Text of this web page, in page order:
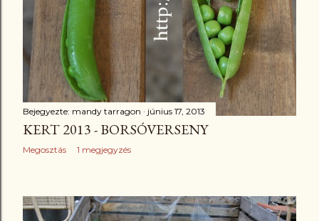
Bejegyezte: mandy tarragon június 17, 2013
KERT 2013 - BORSÓVERSENY
Megosztás 1 megjegyzés